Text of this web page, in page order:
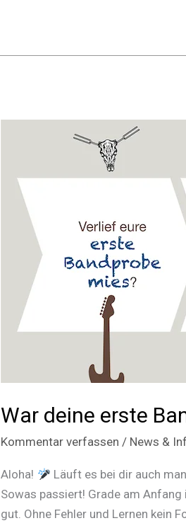
War deine erste
Kommentar verfassen / News &
Aloha!
Läuft es bei dir auch
Sowas passiert! Grade am
gut. Ohne Fehler und Lernen kein